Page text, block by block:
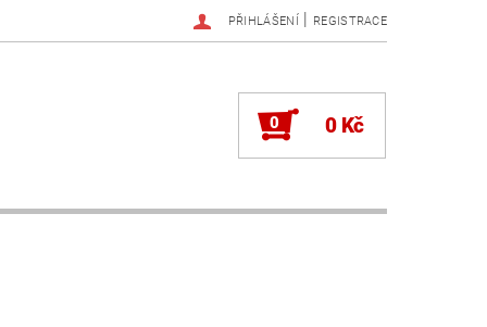
PŘIHLÁŠENÍ | REGISTRACE
0 0 Kč